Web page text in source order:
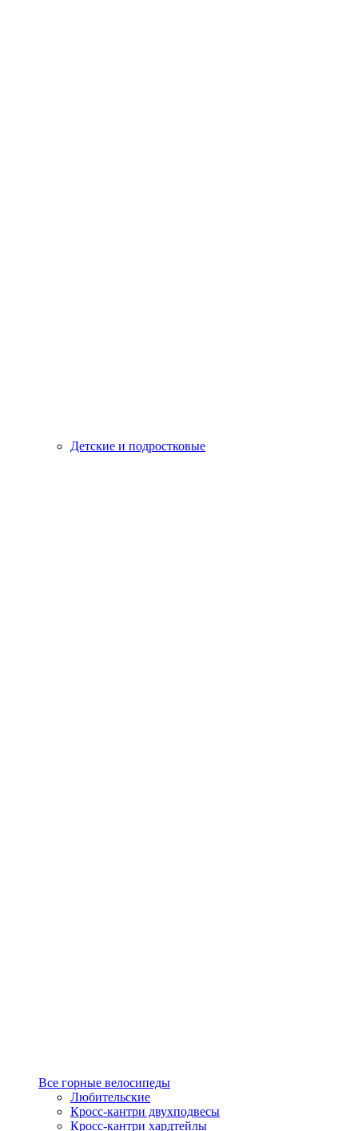
Детские и подростковые
Все горные велосипеды
Любительские
Кросс-кантри двухподвесы
Кросс-кантри хардтейлы